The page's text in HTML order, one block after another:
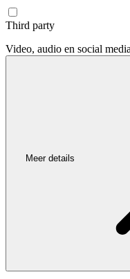
Third party
Video, audio en social
Meer details